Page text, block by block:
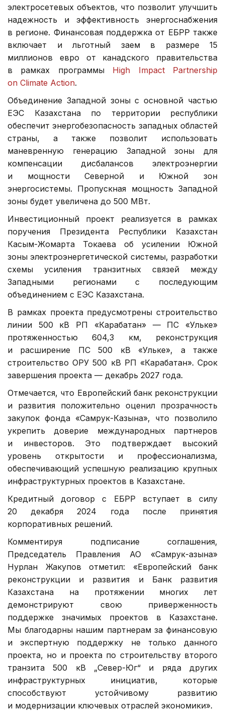
электросетевых объектов, что позволит улучшить
надежность и эффективность энергоснабжения
в регионе. Финансовая поддержка от ЕБРР также
включает и льготный заем в размере 15
миллионов евро от канадского правительства
в рамках программы High Impact Partnership
on Climate Action.
Объединение Западной зоны с основной частью
ЕЭС Казахстана по территории республики
обеспечит энергобезопасность западных областей
страны, а также позволит использовать
маневренную генерацию Западной зоны для
компенсации дисбалансов электроэнергии
и мощности Северной и Южной зон
энергосистемы. Пропускная мощность Западной
зоны будет увеличена до 500 МВт.
Инвестиционный проект реализуется в рамках
поручения Президента Республики Казахстан
Касым-Жомарта Токаева об усилении Южной
зоны электроэнергетической системы, разработки
схемы усиления транзитных связей между
Западными регионами с последующим
объединением с ЕЭС Казахстана.
В рамках проекта предусмотрены строительство
линии 500 кВ РП «Карабатан» — ПС «Ульке»
протяженностью 604,3 км, реконструкция
и расширение ПС 500 кВ «Ульке», а также
строительство ОРУ 500 кВ РП «Карабатан». Срок
завершения проекта — декабрь 2027 года.
Отмечается, что Европейский банк реконструкции
и развития положительно оценил прозрачность
закупок фонда «Самрук-Казына», что позволило
укрепить доверие международных партнеров
и инвесторов. Это подтверждает высокий
уровень открытости и профессионализма,
обеспечивающий успешную реализацию крупных
инфраструктурных проектов в Казахстане.
Кредитный договор с ЕБРР вступает в силу
20 декабря 2024 года после принятия
корпоративных решений.
Комментируя подписание соглашения,
Председатель Правления АО «Самрук-Қазына»
Нурлан Жакупов отметил:
«Европейский банк
реконструкции и развития и Банк развития
Казахстана на протяжении многих лет
демонстрируют свою приверженность
поддержке значимых проектов в Казахстане.
Мы благодарны нашим партнерам за финансовую
и экспертную поддержку не только данного
проекта, но и проекта по строительству второго
транзита 500 кВ „Север-Юг“ и ряда других
инфраструктурных инициатив, которые
способствуют устойчивому развитию
и модернизации ключевых отраслей экономики».